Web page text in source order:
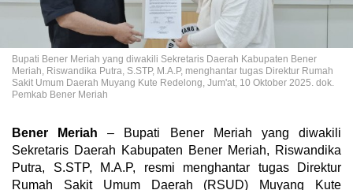
Bupati Bener Meriah yang diwakili Sekretaris Daerah Kabupaten Bener
Meriah, Riswandika Putra, S.STP, M.A.P, menghantar tugas Direktur Rumah
Sakit Umum Daerah Muyang Kute Redelong, Jum'at, 10 Oktober 2025. dok.
Pemkab Bener Meriah
Bener Meriah – Bupati Bener Meriah yang diwakili
Sekretaris Daerah Kabupaten Bener Meriah, Riswandika
Putra, S.STP, M.A.P, resmi menghantar tugas Direktur
Rumah Sakit Umum Daerah (RSUD) Muyang Kute